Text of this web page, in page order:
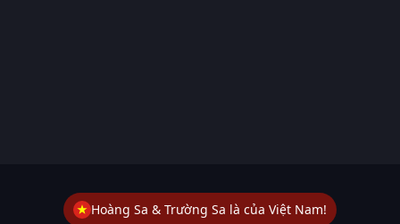
Hoàng Sa & Trường Sa là của Việt Nam!